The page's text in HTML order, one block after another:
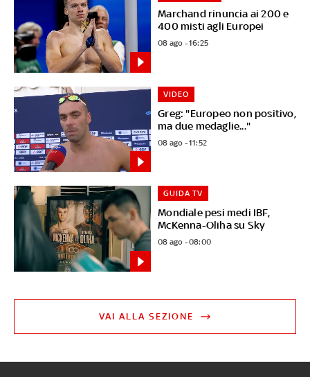
Marchand rinuncia ai 200 e
400 misti agli Europei
08 ago - 16:25
Greg: "Europeo non positivo,
ma due medaglie..."
VIDEO
08 ago - 11:52
Mondiale pesi medi IBF,
McKenna-Oliha su Sky
GUIDA TV
08 ago - 08:00
VAI ALLA SEZIONE